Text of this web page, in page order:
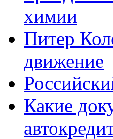
химии
Питер
движение
Какие